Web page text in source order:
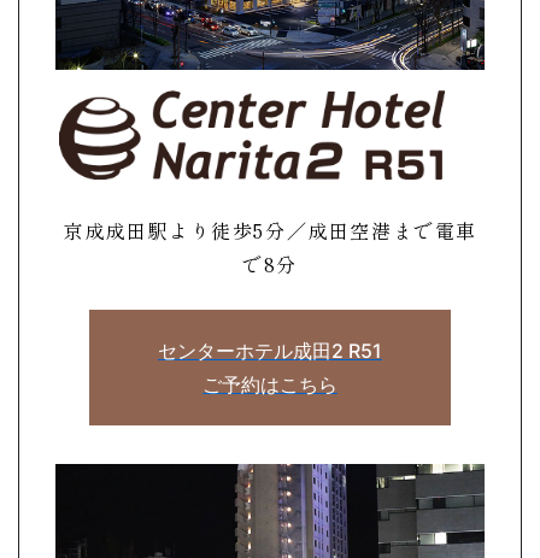
京成成田駅より徒歩5分／成田空港まで電車
で8分
センターホテル成田2 R51
ご予約はこちら